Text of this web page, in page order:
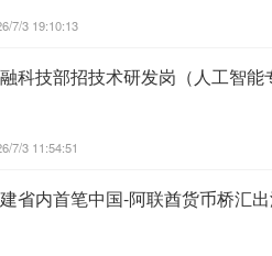
7/3 19:10:13
科技部招技术研发岗（人工智能
7/3 11:54:51
省内首笔中国-阿联酋货币桥汇